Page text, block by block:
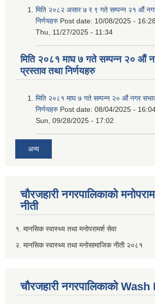
मिति २०८२ असार ७ र ९ गते सम्पन्न २१ औं
निर्णयहरु Post date: 10/08/2025 - 16:28
Thu, 11/27/2025 - 11:34
मिति २०८१ माघ ७ गते सम्पन्न २० औं
प्रस्ताव तथा निर्णयहरु
मिति २०८१ माघ ७ गते सम्पन्न २० औं नगर
निर्णयहरु Post date: 08/04/2025 -
Sun, 09/28/2025 - 17:02
अन्य
चौरजहारी नगरपालिकाको
नीती
१. मानसिक स्वास्थ्य तथा मनोपरामर्श सेवा
२. मानसिक स्वास्थ्य तथा मनोसामाजिक नीती २०८१
चौरजहारी नगरपालिकाको